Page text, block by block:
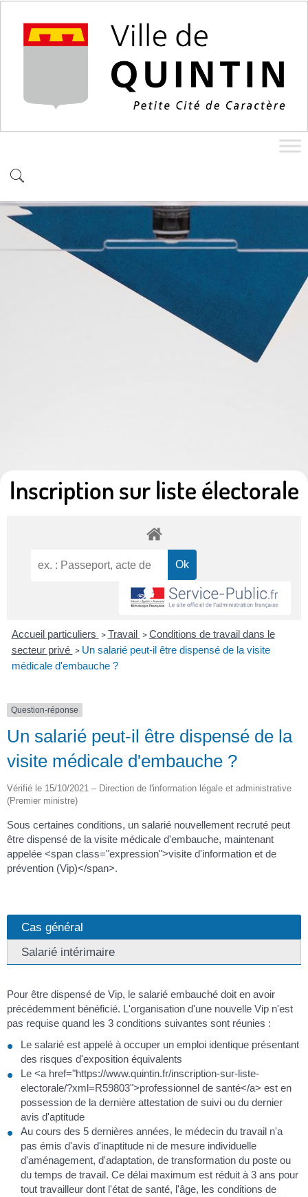
Inscription sur liste électorale
Accueil particuliers > Travail > Conditions de travail dans le
secteur privé > Un salarié peut-il être dispensé de la visite
médicale d'embauche ?
Question-réponse
Un salarié peut-il être dispensé de la
visite médicale d'embauche ?
Vérifié le 15/10/2021 – Direction de l'information légale et administrative
(Premier ministre)
Sous certaines conditions, un salarié nouvellement recruté peut
être dispensé de la visite médicale d'embauche, maintenant
appelée <span class="expression">visite d'information et de
prévention (Vip)</span>.
Cas général
Salarié intérimaire
Pour être dispensé de Vip, le salarié embauché doit en avoir
précédemment bénéficié. L'organisation d'une nouvelle Vip n'est
pas requise quand les 3 conditions suivantes sont réunies :
Le salarié est appelé à occuper un emploi identique présentant
des risques d'exposition équivalents
Le <a href="https://www.quintin.fr/inscription-sur-liste-
electorale/?xml=R59803">professionnel de santé</a> est en
possession de la dernière attestation de suivi ou du dernier
avis d'aptitude
Au cours des 5 dernières années, le médecin du travail n'a
pas émis d'avis d'inaptitude ni de mesure individuelle
d'aménagement, d'adaptation, de transformation du poste ou
du temps de travail. Ce délai maximum est réduit à 3 ans pour
tout travailleur dont l'état de santé, l'âge, les conditions de